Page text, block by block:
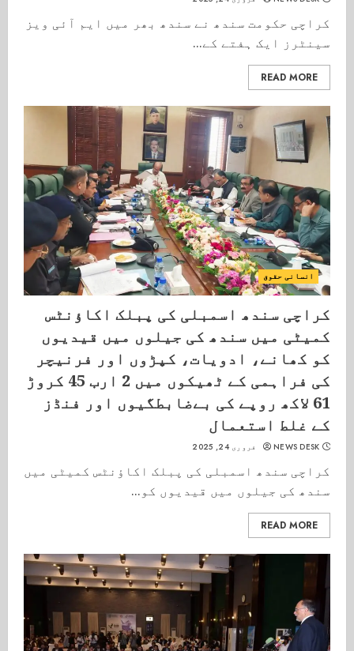
کراچی حکومت سندھ نے سندھ بھر میں ایم آئی ویز
سینٹرز ایک ہفتے کے...
READ MORE
انسانی حقوق
کراچی سندھ اسمبلی کی پبلک اکاؤنٹس
کمیٹی میں سندھ کی جیلوں میں قیدیوں
کو کھانے، ادویات، کپڑوں اور فرنیچر
کی فراہمی کے ٹھیکوں میں 2 ارب 45 کروڑ
61 لاکھ روپے کی بےضابطگیوں اور فنڈز
کے غلط استعمال
NEWS DESK فروری 24, 2025
کراچی سندھ اسمبلی کی پبلک اکاؤنٹس کمیٹی میں
سندھ کی جیلوں میں قیدیوں کو...
READ MORE